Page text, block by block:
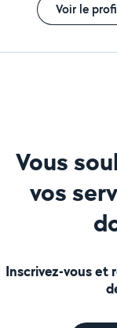
Voir le
Vous
vos
Inscrivez-vous et